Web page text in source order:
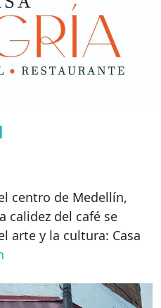
centro de Medellín,
calidez del café se
arte y la cultura: Casa